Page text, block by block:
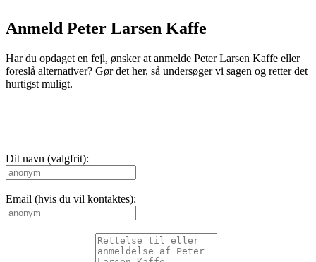
Anmeld Peter Larsen Kaffe
Har du opdaget en fejl, ønsker at anmelde Peter Larsen Kaffe eller
foreslå alternativer? Gør det her, så undersøger vi sagen og retter det
hurtigst muligt.
Dit navn (valgfrit):
Email (hvis du vil kontaktes):